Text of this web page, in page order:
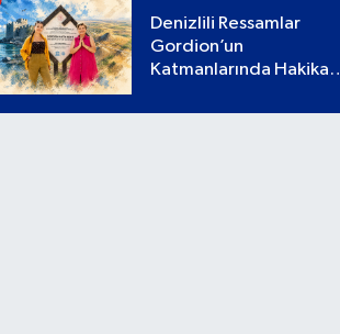
Denizlili Ressamlar
Gordion’un
Katmanlarında Hakikati